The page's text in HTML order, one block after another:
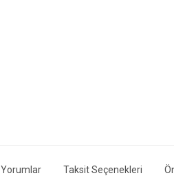
Yorumlar Taksit Seçenekleri